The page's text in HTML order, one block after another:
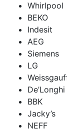
Whirlpool
BEKO
Indesit
AEG
Siemens
LG
De’Longhi
BBK
Jacky’s
NEFF